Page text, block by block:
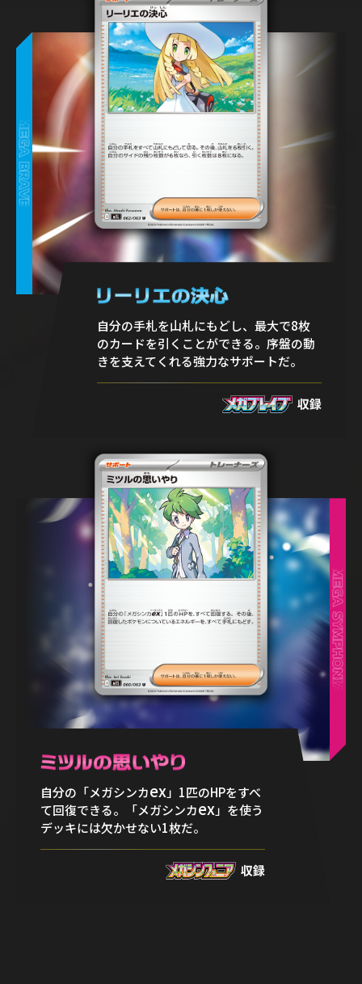
自分の手札を山札にもどし、最大で8枚
のカードを引くことができる。序盤の動
きを支えてくれる強力なサポートだ。
自分の「メガシンカex 」1匹のHPをすべ
て回復できる。「メガシンカex 」を使う
デッキには欠かせない1枚だ。